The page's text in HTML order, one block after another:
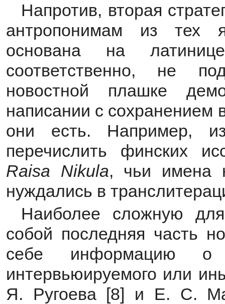
Напротив, вторая
антропонимам из тех
основана на
соответственно, не
новостной плашке
написании с сохранением
они есть. Например,
перечислить финских
Raisa Nikula, чьи имена
нуждались в
Наиболее сложную для
собой последняя часть
себе информацию о
интервьюируемого или
Я. Ругоева [8] и Е. С.